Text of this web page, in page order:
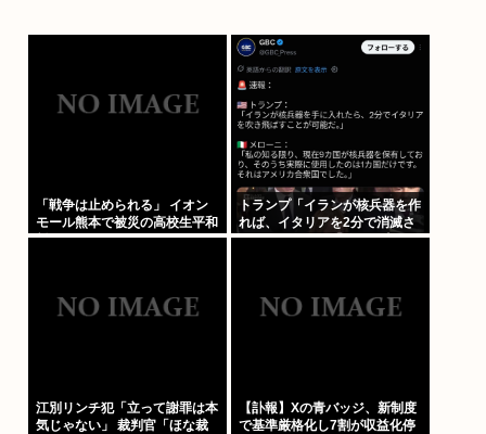
「戦争は止められる」 イオン
モール熊本で被災の高校生平和
誓う
トランプ「イランが核兵器を作
れば、イタリアを2分で消滅さ
せる」メローニ「使った事ある
江別リンチ犯「立って謝罪は本
気じゃない」 裁判官「ほな裁
【訃報】Xの青バッジ、新制度
で基準厳格化し7割が収益化停